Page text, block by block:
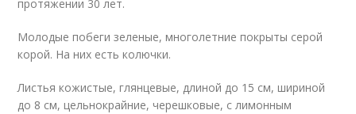
протяжении 30 лет.
Молодые побеги зеленые, многолетние покрыты серой
корой. На них есть колючки.
Листья кожистые, глянцевые, длиной до 15 см, шириной
до 8 см, цельнокрайние, черешковые, с лимонным